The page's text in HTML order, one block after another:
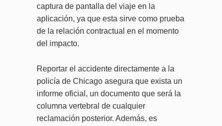
captura de pantalla del viaje en la
aplicación, ya que esta sirve como prueba
de la relación contractual en el momento
del impacto.
Reportar el accidente directamente a la
policía de Chicago asegura que exista un
informe oficial, un documento que será la
columna vertebral de cualquier
reclamación posterior. Además, es